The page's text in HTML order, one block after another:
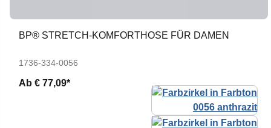
BP® STRETCH-KOMFORTHOSE FÜR DAMEN
1736-334-0056
Ab € 77,09*